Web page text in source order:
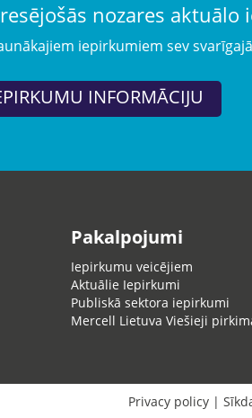
nozares
iepirkumiem sev
INFORMĀCIJU
Pakalpojumi
Iepirkumu veicējiem
Aktuālie Iepirkumi
Publiskā sektora iepirkumi
Mercell Lietuva Viešieji
Privacy policy |